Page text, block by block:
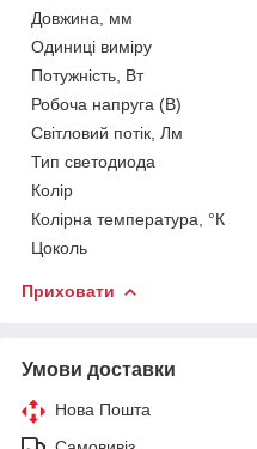
Довжина, мм
Одиниці виміру
Потужність, Вт
Робоча напруга (В)
Світловий потік, Лм
Тип светодиода
Колір
Колірна температура, °К
Цоколь
Приховати
Умови доставки
Нова Пошта